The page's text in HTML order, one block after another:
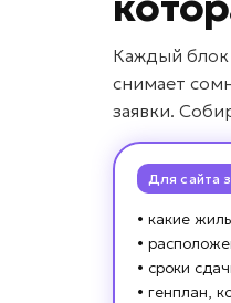
Каждый блок
снимает
заявки.
Для сайта
• какие
•
• сроки
• генплан,